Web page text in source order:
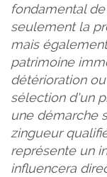
fondamental
seulement la
mais
patrimoine
détérioration
sélection d'un
une démarche
zingueur
représente un
influencera